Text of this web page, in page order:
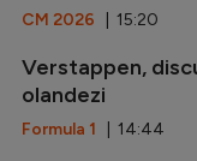
CM 2026 | 15:20
Verstappen,
olandezi
Formula 1 | 14:44